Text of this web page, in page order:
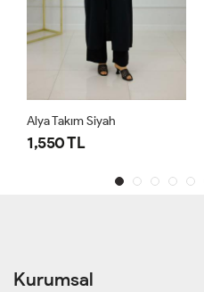
Alya Takım Siyah
1,550 TL
Kurumsal